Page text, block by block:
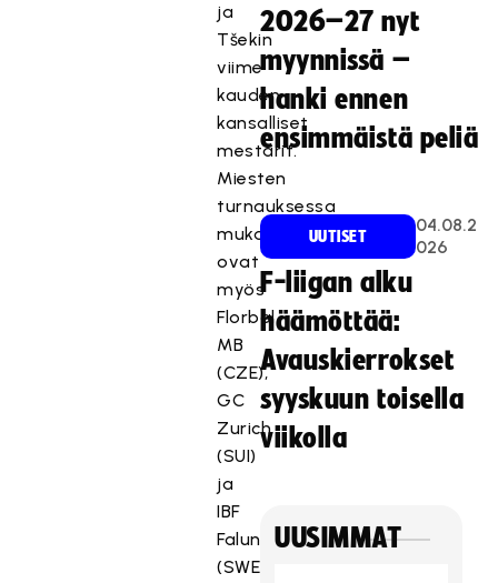
ja
Tšekin
viime
kauden
kansalliset
mestarit.
Miesten
turnauksessa
mukana
ovat
myös
Florbal
MB
(CZE),
GC
Zurich
(SUI)
ja
IBF
Falun
(SWE)
2026–27 nyt
myynnissä –
hanki ennen
ensimmäistä peliä
UUTISET
04.08.2
026
F-liigan alku
häämöttää:
Avauskierrokset
syyskuun toisella
viikolla
UUSIMMAT